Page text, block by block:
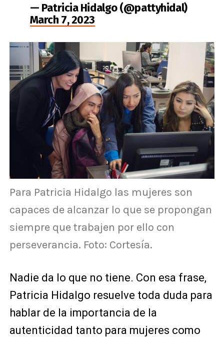
— Patricia Hidalgo (@pattyhidal)
March 7, 2023
Para Patricia Hidalgo las mujeres son
capaces de alcanzar lo que se propongan
siempre que trabajen por ello con
perseverancia. Foto: Cortesía.
Nadie da lo que no tiene. Con esa frase,
Patricia Hidalgo resuelve toda duda para
hablar de la importancia de la
autenticidad tanto para mujeres como